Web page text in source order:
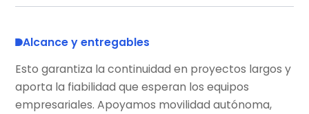
Alcance y entregables
Esto garantiza la continuidad en proyectos largos y
aporta la fiabilidad que esperan los equipos
empresariales. Apoyamos movilidad autónoma,